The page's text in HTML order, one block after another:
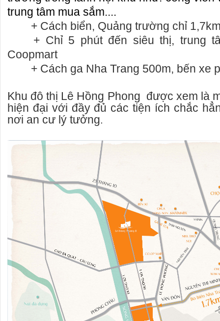
trung tâm mua sắm....
+ Cách biển, Quảng trường chỉ
+ Chỉ 5 phút đến siêu thị, trung
Coopmart
+ Cách ga Nha Trang 500m, bến xe
Khu đô thị Lê Hồng Phong được xem là
hiện đại với đầy đủ các tiện ích chắc
nơi an cư lý tưởng.